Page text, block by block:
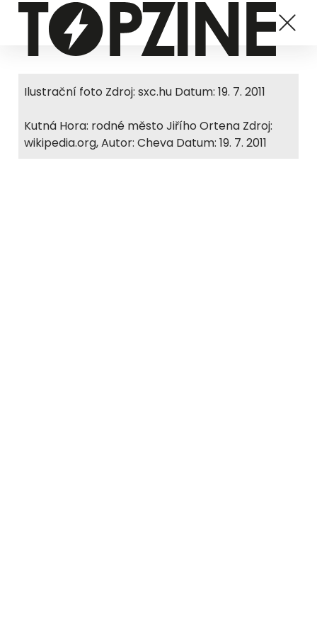
Ilustrační foto Zdroj: sxc.hu Datum: 19. 7. 2011
Kutná Hora: rodné město Jiřího Ortena Zdroj:
wikipedia.org, Autor: Cheva Datum: 19. 7. 2011